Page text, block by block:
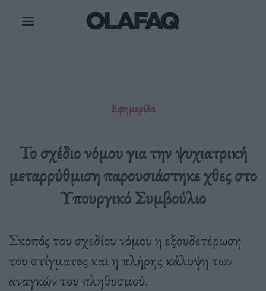
Εφημερίδα
Το σχέδιο νόμου για την ψυχιατρική
μεταρρύθμιση παρουσιάστηκε χθες στο
Υπουργικό Συμβούλιο
Σκοπός του σχεδίου νόμου η εξουδετέρωση
του στίγματος και η πλήρης κάλυψη των
αναγκών του πληθυσμού.